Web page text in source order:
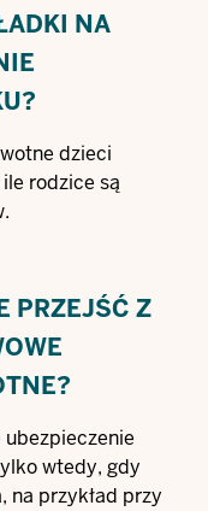
NA
dzieci
rodzice są
PRZEJŚĆ Z
wtedy, gdy
na przykład przy